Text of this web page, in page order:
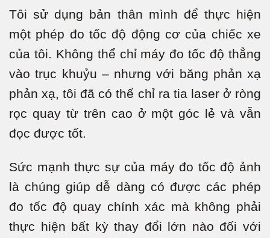
Tôi sử dụng bản thân mình để thực hiện
một phép đo tốc độ động cơ của chiếc xe
của tôi. Không thể chỉ máy đo tốc độ thẳng
vào trục khuỷu – nhưng với băng phản xạ
phản xạ, tôi đã có thể chỉ ra tia laser ở ròng
rọc quay từ trên cao ở một góc lẻ và vẫn
đọc được tốt.
Sức mạnh thực sự của máy đo tốc độ ảnh
là chúng giúp dễ dàng có được các phép
đo tốc độ quay chính xác mà không phải
thực hiện bất kỳ thay đổi lớn nào đối với